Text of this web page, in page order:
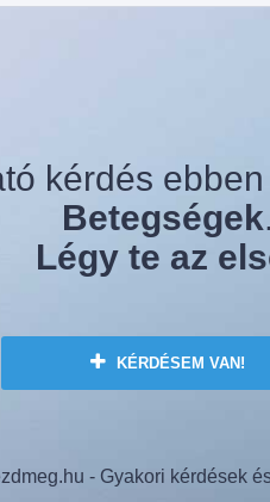
kérdés
Betegségek.
Légy te az
KÉRDÉSEM VAN!
- Gyakori kérdések